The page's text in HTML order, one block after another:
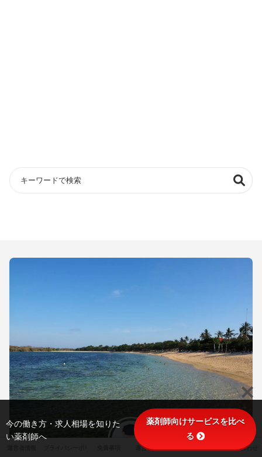
運営ポリシー お問い合わせ
今の働き方・求人相場を知りた
い薬剤師へ
薬剤師向けサービスを比べ
る